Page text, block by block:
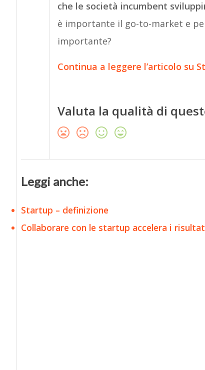
che le società incumbent
è importante il go-to-market e
importante?
Continua a leggere l’articolo su
Valuta la qualità di
Leggi anche:
Startup – definizione
Collaborare con le startup accelera i